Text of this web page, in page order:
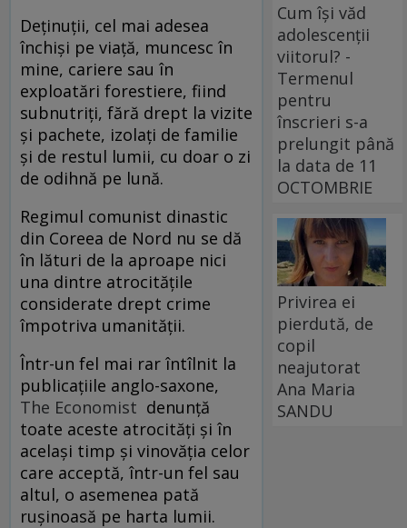
Deţinuţii, cel mai adesea
închişi pe viaţă, muncesc în
mine, cariere sau în
exploatări forestiere, fiind
subnutriţi, fără drept la vizite
şi pachete, izolaţi de familie
şi de restul lumii, cu doar o zi
de odihnă pe lună.
Regimul comunist dinastic
din Coreea de Nord nu se dă
în lături de la aproape nici
una dintre atrocităţile
considerate drept crime
împotriva umanităţii.
Într-un fel mai rar întîlnit la
publicaţiile anglo-saxone,
The Economist denunţă
toate aceste atrocităţi şi în
acelaşi timp şi vinovăţia celor
care acceptă, într-un fel sau
altul, o asemenea pată
ruşinoasă pe harta lumii.
Cum își văd
adolescenții
viitorul? -
Termenul
pentru
înscrieri s-a
prelungit până
la data de 11
OCTOMBRIE
Privirea ei
pierdută, de
copil
neajutorat
Ana Maria
SANDU